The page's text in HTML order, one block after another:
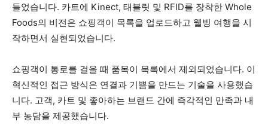
들었습니다. 카트에 Kinect, 태블릿 및 RFID를 장착한 Whole
Foods의 비전은 쇼핑객이 목록을 업로드하고 웰빙 여행을 시
작하면서 실현되었습니다.
쇼핑객이 통로를 걸을 때 품목이 목록에서 제외되었습니다. 이
혁신적인 접근 방식은 연결과 기쁨을 만드는 기술을 사용했습
니다. 고객, 카트 및 좋아하는 브랜드 간에 즉각적인 만족과 내
부 농담을 제공했습니다.